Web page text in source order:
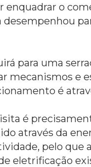
enquadrar o
para uma
mecanismos e
é
é
através da
pelo que
eletrificação